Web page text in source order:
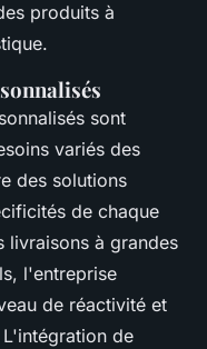
produits à
sont
variés des
des solutions
de chaque
livraisons à grandes
l'entreprise
de réactivité et
L'intégration de